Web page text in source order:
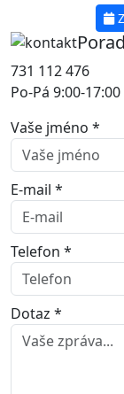
731 112 476
Po-Pá 9:00-17:00
Vaše jméno *
E-mail *
Telefon *
Dotaz *